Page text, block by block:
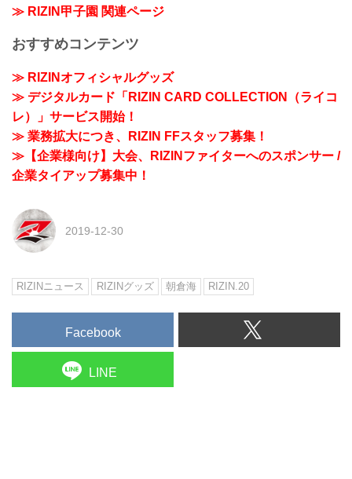
≫ RIZIN甲子園 関連ページ
おすすめコンテンツ
≫ RIZINオフィシャルグッズ
≫ デジタルカード「RIZIN CARD COLLECTION（ライコ
レ）」サービス開始！
≫ 業務拡大につき、RIZIN FFスタッフ募集！
≫【企業様向け】大会、RIZINファイターへのスポンサー /
企業タイアップ募集中！
2019-12-30
RIZINニュース RIZINグッズ 朝倉海 RIZIN.20
Facebook
LINE